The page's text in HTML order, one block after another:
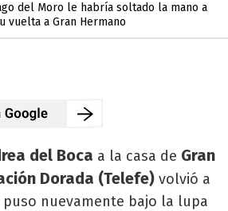
del Moro le habría soltado la mano a
vuelta a Gran Hermano
del Boca a la casa de Gran
Dorada (Telefe) volvió a
nuevamente bajo la lupa